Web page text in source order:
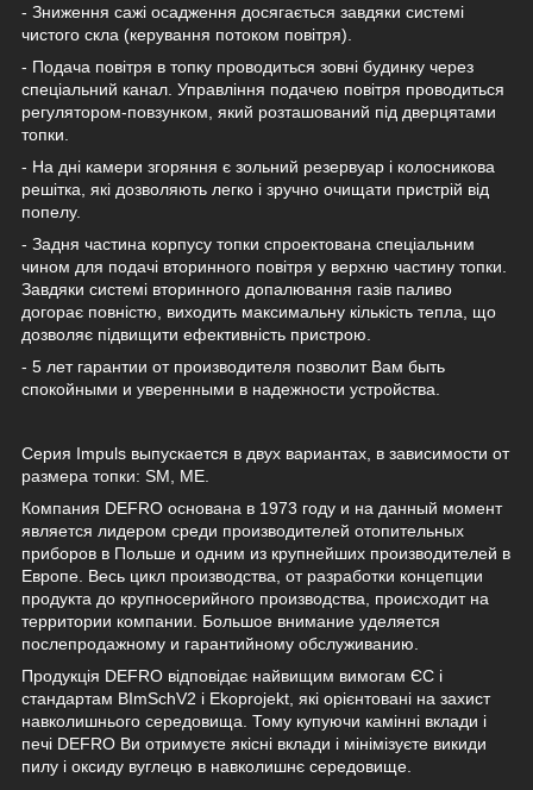
- Зниження сажі осадження досягається завдяки системі
чистого скла (керування потоком повітря).
- Подача повітря в топку проводиться зовні будинку через
спеціальний канал. Управління подачею повітря проводиться
регулятором-повзунком, який розташований під дверцятами
топки.
- На дні камери згоряння є зольний резервуар і колосникова
решітка, які дозволяють легко і зручно очищати пристрій від
попелу.
- Задня частина корпусу топки спроектована спеціальним
чином для подачі вторинного повітря у верхню частину топки.
Завдяки системі вторинного допалювання газів паливо
догорає повністю, виходить максимальну кількість тепла, що
дозволяє підвищити ефективність пристрою.
- 5 лет гарантии от производителя позволит Вам быть
спокойными и уверенными в надежности устройства.
Серия Impuls выпускается в двух вариантах, в зависимости от
размера топки: SM, ME.
Компания DEFRO основана в 1973 году и на данный момент
является лидером среди производителей отопительных
приборов в Польше и одним из крупнейших производителей в
Европе. Весь цикл производства, от разработки концепции
продукта до крупносерийного производства, происходит на
территории компании. Большое внимание уделяется
послепродажному и гарантийному обслуживанию.
Продукція DEFRO відповідає найвищим вимогам ЄС і
стандартам BImSchV2 і Ekoprojekt, які орієнтовані на захист
навколишнього середовища. Тому купуючи камінні вклади і
печі DEFRO Ви отримуєте якісні вклади і мінімізуєте викиди
пилу і оксиду вуглецю в навколишнє середовище.